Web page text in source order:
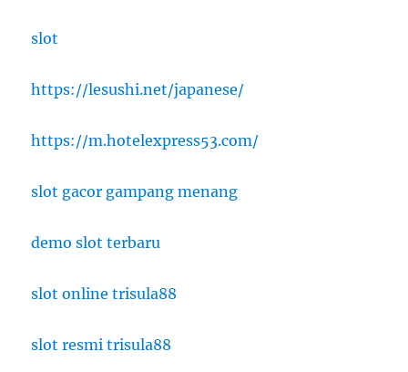
slot
https://lesushi.net/japanese/
https://m.hotelexpress53.com/
slot gacor gampang menang
demo slot terbaru
slot online trisula88
slot resmi trisula88